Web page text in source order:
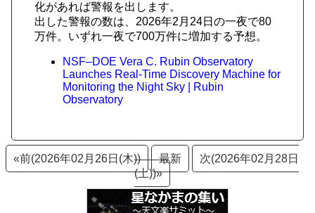
化があれば警報を出します。
出した警報の数は、2026年2月24日の一夜で80
万件。いずれ一夜で700万件に増加する予想。
NSF–DOE Vera C. Rubin Observatory
Launches Real-Time Discovery Machine for
Monitoring the Night Sky | Rubin
Observatory
«前(2026年02月26日(木)) 最新
次(2026年02月28日
(土))»